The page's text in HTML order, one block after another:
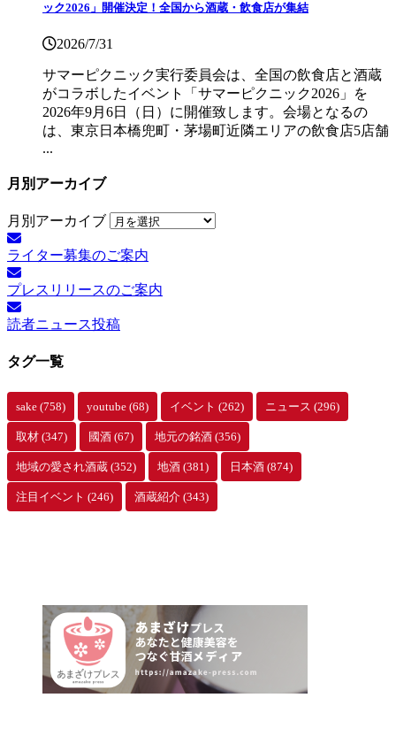
ック2026」開催決定！全国から酒蔵・飲食店が集結
2026/7/31
サマーピクニック実⾏委員会は、全国の飲⾷店と酒蔵
がコラボしたイベント「サマーピクニック2026」を
2026年9月6日（日）に開催致します。会場となるの
は、東京日本橋兜町・茅場町近隣エリアの飲食店5店舗
...
月別アーカイブ
月別アーカイブ
ライター募集のご案内
プレスリリースのご案内
読者ニュース投稿
タグ一覧
sake (758) youtube (68) イベント (262) ニュース (296)
取材 (347) 國酒 (67) 地元の銘酒 (356)
地域の愛され酒蔵 (352) 地酒 (381) 日本酒 (874)
注目イベント (246) 酒蔵紹介 (343)